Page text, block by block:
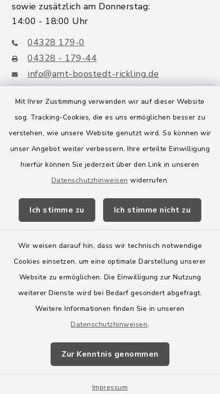
Mit Ihrer Zustimmung verwenden wir auf dieser Website
sog. Tracking-Cookies, die es uns ermöglichen besser zu
verstehen, wie unsere Website genutzt wird. So können wir
unser Angebot weiter verbessern. Ihre erteilte Einwilligung
hierfür können Sie jederzeit über den Link in unseren
Datenschutzhinweisen widerrufen.
Ich stimme zu Ich stimme nicht zu
Wir weisen darauf hin, dass wir technisch notwendige
Cookies einsetzen, um eine optimale Darstellung unserer
Website zu ermöglichen. Die Einwilligung zur Nutzung
weiterer Dienste wird bei Bedarf gesondert abgefragt.
Weitere Informationen finden Sie in unseren
Datenschutzhinweisen.
Zur Kenntnis genommen
Impressum
sowie zusätzlich am Donnerstag:
14:00 - 18:00 Uhr
04328 179-0
04328 - 179-44
info@amt-boostedt-rickling.de
Quicklinks
Amt Boostedt-Rickling
Amtsbroschüre
Wege-Zweckverband
Barrierefreiheit
Impressum
Sitemap